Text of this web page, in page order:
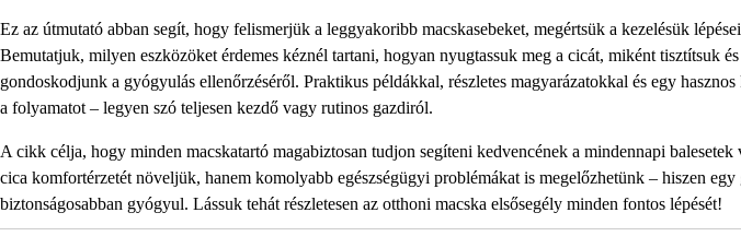
Ez az útmutató abban segít, hogy felismerjük a leggyakoribb macskasebeket, megértsük a kezelésük
Bemutatjuk, milyen eszközöket érdemes kéznél tartani, hogyan nyugtassuk meg a cicát, miként tisztítsuk
gondoskodjunk a gyógyulás ellenőrzéséről. Praktikus példákkal, részletes magyarázatokkal és egy
a folyamatot – legyen szó teljesen kezdő vagy rutinos gazdiról.
A cikk célja, hogy minden macskatartó magabiztosan tudjon segíteni kedvencének a mindennapi balesetek
cica komfortérzetét növeljük, hanem komolyabb egészségügyi problémákat is megelőzhetünk – hiszen
biztonságosabban gyógyul. Lássuk tehát részletesen az otthoni macska elsősegély minden fontos lépését!